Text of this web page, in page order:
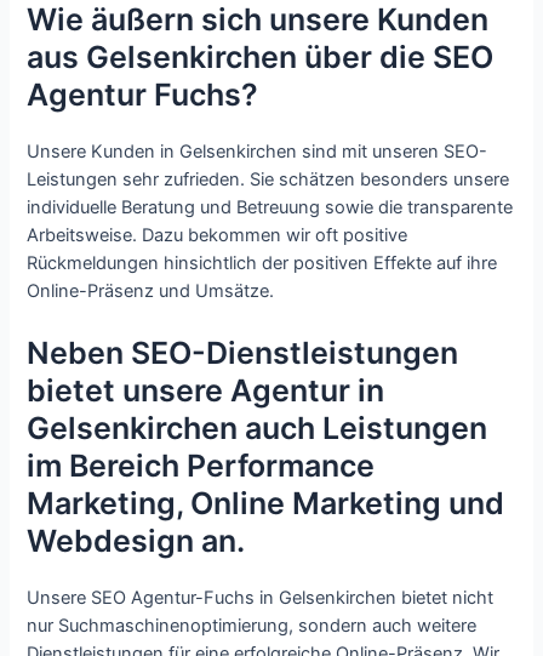
Wie äußern sich unsere Kunden
aus Gelsenkirchen über die SEO
Agentur Fuchs?
Unsere Kunden in Gelsenkirchen sind mit unseren SEO-
Leistungen sehr zufrieden. Sie schätzen besonders unsere
individuelle Beratung und Betreuung sowie die transparente
Arbeitsweise. Dazu bekommen wir oft positive
Rückmeldungen hinsichtlich der positiven Effekte auf ihre
Online-Präsenz und Umsätze.
Neben SEO-Dienstleistungen
bietet unsere Agentur in
Gelsenkirchen auch Leistungen
im Bereich Performance
Marketing, Online Marketing und
Webdesign an.
Unsere SEO Agentur-Fuchs in Gelsenkirchen bietet nicht
nur Suchmaschinenoptimierung, sondern auch weitere